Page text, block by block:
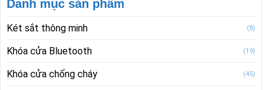
Danh mục sản phẩm
Két sắt thông minh (8)
Khóa cửa Bluetooth (19)
Khóa cửa chống cháy (45)